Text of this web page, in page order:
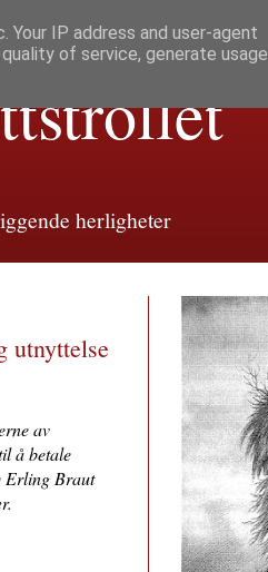
herligheter
utnyttelse
av
å betale
Erling Braut
IP address and user-agent
of service, generate usage